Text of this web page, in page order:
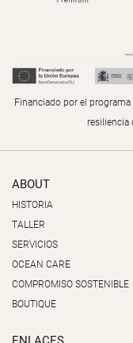
Financiado por el
resiliencia
ABOUT
HISTORIA
TALLER
SERVICIOS
OCEAN CARE
COMPROMISO SOSTENIBLE
BOUTIQUE